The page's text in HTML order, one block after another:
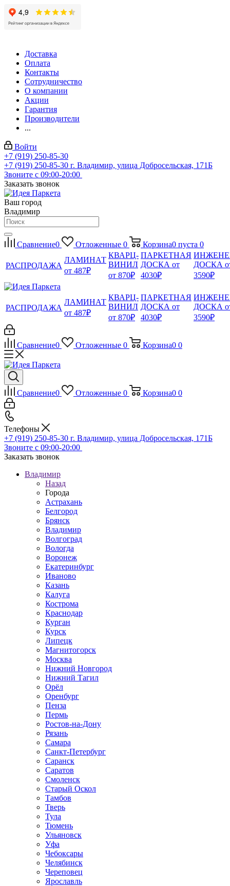
Доставка
Оплата
Контакты
Сотрудничество
О компании
Акции
Гарантия
Производители
...
Войти
+7 (919) 250-85-30
+7 (919) 250-85-30 г. Владимир, улица Добросельская, 171Б
Звоните с 09:00-20:00
Заказать звонок
Ваш город
Владимир
Сравнение0 Отложенные 0 Корзина0 пуста 0
РАСПРОДАЖА
ЛАМИНАТ
от 487₽
КВАРЦ-
ВИНИЛ
от 870₽
ПАРКЕТНАЯ
ДОСКА от
4030₽
ДОСКА
3590₽
РАСПРОДАЖА
ЛАМИНАТ
от 487₽
КВАРЦ-
ВИНИЛ
от 870₽
ПАРКЕТНАЯ
ДОСКА от
4030₽
ДОСКА
3590₽
Сравнение0 Отложенные 0 Корзина0 0
Сравнение0 Отложенные 0 Корзина0 0
Телефоны
+7 (919) 250-85-30 г. Владимир, улица Добросельская, 171Б
Звоните с 09:00-20:00
Заказать звонок
Владимир
Назад
Города
Астрахань
Белгород
Брянск
Владимир
Волгоград
Вологда
Воронеж
Екатеринбург
Иваново
Казань
Калуга
Кострома
Краснодар
Курган
Курск
Липецк
Магнитогорск
Москва
Нижний Новгород
Нижний Тагил
Орёл
Оренбург
Пенза
Пермь
Ростов‑на‑Дону
Рязань
Самара
Санкт‑Петербург
Саранск
Саратов
Смоленск
Старый Оскол
Тамбов
Тверь
Тула
Тюмень
Ульяновск
Уфа
Чебоксары
Челябинск
Череповец
Ярославль